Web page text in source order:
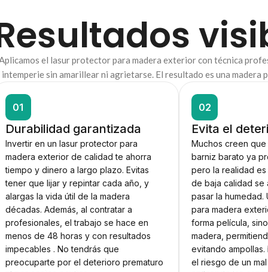
el lasur protector para madera exterior con técnica
intemperie sin amarillear ni agrietarse. El resultado es una
01
Durabilidad garantizada
Invertir en un lasur protector para
madera exterior de calidad te ahorra
tiempo y dinero a largo plazo. Evitas
tener que lijar y repintar cada año, y
alargas la vida útil de la madera
décadas. Además, al contratar a
profesionales, el trabajo se hace en
menos de 48 horas y con resultados
impecables . No tendrás que
preocuparte por el deterioro prematuro
02
Evita el
Muchos creen
barniz barato ya
pero la realidad
de baja calidad se
pasar la
para madera
forma película,
madera,
evitando ampollas.
el riesgo de un